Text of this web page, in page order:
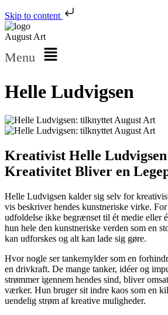
Skip to content
August Art
Menu
Helle Ludvigsen
Kreativist Helle
Kreativitet Bliver en
Helle Ludvigsen kalder sig selv for
vis beskriver hendes kunstneriske virke.
udfoldelse ikke begrænset til ét medie eller
hun hele den kunstneriske verden som en
kan udforskes og alt kan lade sig gøre.
Hvor nogle ser tankemylder som en
en drivkraft. De mange tanker, idéer og
strømmer igennem hendes sind, bliver
værker. Hun bruger sit indre kaos som en
uendelig strøm af kreative muligheder.